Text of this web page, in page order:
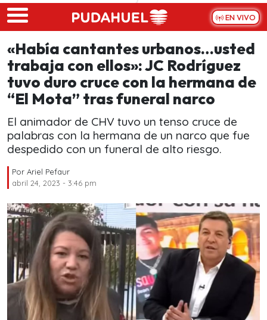
Skip to main content
EN VIVO
«Había cantantes urbanos…usted
trabaja con ellos»: JC Rodríguez
tuvo duro cruce con la hermana de
“El Mota” tras funeral narco
El animador de CHV tuvo un tenso cruce de
palabras con la hermana de un narco que fue
despedido con un funeral de alto riesgo.
Por Ariel Pefaur
abril 24, 2023 - 3:46 pm